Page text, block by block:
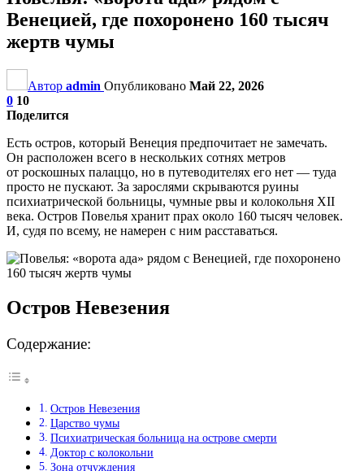
Венецией, где похоронено 160 тысяч
жертв чумы
Автор admin Опубликовано Май 22, 2026
0 10
Поделится
Есть остров, который Венеция предпочитает не замечать.
Он расположен всего в нескольких сотнях метров
от роскошных палаццо, но в путеводителях его нет — туда
просто не пускают. За зарослями скрываются руины
психиатрической больницы, чумные рвы и колокольня XII
века. Остров Повелья хранит прах около 160 тысяч человек.
И, судя по всему, не намерен с ним расставаться.
Остров Невезения
Содержание:
Остров Невезения
Царство чумы
Психиатрическая больница на острове смерти
Доктор с колокольни
Зона отчуждения